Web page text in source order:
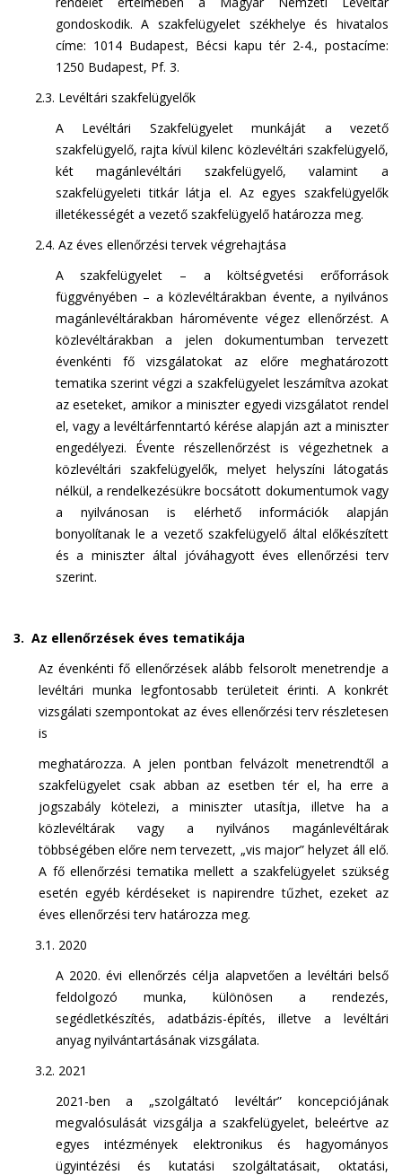
gondoskodik. A szakfelügyelet székhelye és hivatalos
címe: 1014 Budapest, Bécsi kapu tér 2-4., postacíme:
1250 Budapest, Pf. 3.
2.3. Levéltári szakfelügyelők
A Levéltári Szakfelügyelet munkáját a vezető
szakfelügyelő, rajta kívül kilenc közlevéltári szakfelügyelő,
két magánlevéltári szakfelügyelő, valamint a
szakfelügyeleti titkár látja el. Az egyes szakfelügyelők
illetékességét a vezető szakfelügyelő határozza meg.
2.4. Az éves ellenőrzési tervek végrehajtása
A szakfelügyelet – a költségvetési erőforrások
függvényében – a közlevéltárakban évente, a nyilvános
magánlevéltárakban háromévente végez ellenőrzést. A
közlevéltárakban a jelen dokumentumban tervezett
évenkénti fő vizsgálatokat az előre meghatározott
tematika szerint végzi a szakfelügyelet leszámítva azokat
az eseteket, amikor a miniszter egyedi vizsgálatot rendel
el, vagy a levéltárfenntartó kérése alapján azt a miniszter
engedélyezi. Évente részellenőrzést is végezhetnek a
közlevéltári szakfelügyelők, melyet helyszíni látogatás
nélkül, a rendelkezésükre bocsátott dokumentumok vagy
a nyilvánosan is elérhető információk alapján
bonyolítanak le a vezető szakfelügyelő által előkészített
és a miniszter által jóváhagyott éves ellenőrzési terv
szerint.
3. Az ellenőrzések éves tematikája
Az évenkénti fő ellenőrzések alább felsorolt menetrendje a
levéltári munka legfontosabb területeit érinti. A konkrét
vizsgálati szempontokat az éves ellenőrzési terv részletesen
is
meghatározza. A jelen pontban felvázolt menetrendtől a
szakfelügyelet csak abban az esetben tér el, ha erre a
jogszabály kötelezi, a miniszter utasítja, illetve ha a
közlevéltárak vagy a nyilvános magánlevéltárak
többségében előre nem tervezett, „vis major” helyzet áll elő.
A fő ellenőrzési tematika mellett a szakfelügyelet szükség
esetén egyéb kérdéseket is napirendre tűzhet, ezeket az
éves ellenőrzési terv határozza meg.
3.1. 2020
A 2020. évi ellenőrzés célja alapvetően a levéltári belső
feldolgozó munka, különösen a rendezés,
segédletkészítés, adatbázis-építés, illetve a levéltári
anyag nyilvántartásának vizsgálata.
3.2. 2021
2021-ben a „szolgáltató levéltár” koncepciójának
megvalósulását vizsgálja a szakfelügyelet, beleértve az
egyes intézmények elektronikus és hagyományos
ügyintézési és kutatási szolgáltatásait, oktatási,